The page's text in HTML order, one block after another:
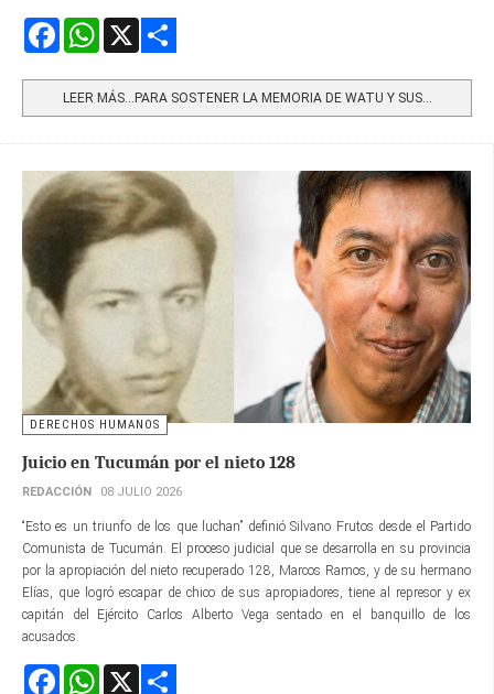
FacebookWhatsApp
LEER MÁS…PARA SOSTENER LA MEMORIA DE WATU Y SUS...
DERECHOS HUMANOS
Juicio en Tucumán por el nieto 128
REDACCIÓN 08 JULIO 2026
“Esto es un triunfo de los que luchan” definió Silvano Frutos desde el Partido
Comunista de Tucumán. El proceso judicial que se desarrolla en su provincia
por la apropiación del nieto recuperado 128, Marcos Ramos, y de su hermano
Elías, que logró escapar de chico de sus apropiadores, tiene al represor y ex
capitán del Ejército Carlos Alberto Vega sentado en el banquillo de los
acusados.
FacebookWhatsApp